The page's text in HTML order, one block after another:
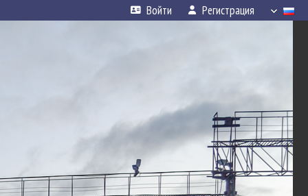
Войти Регистрация